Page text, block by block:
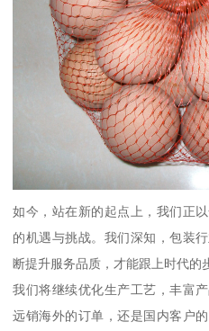
如今，站在新的起点上，我们正
的机遇与挑战。我们深知，包装
断提升服务品质，才能跟上时代的
我们将继续优化生产工艺，丰富
远销海外的订单，还是国内客户